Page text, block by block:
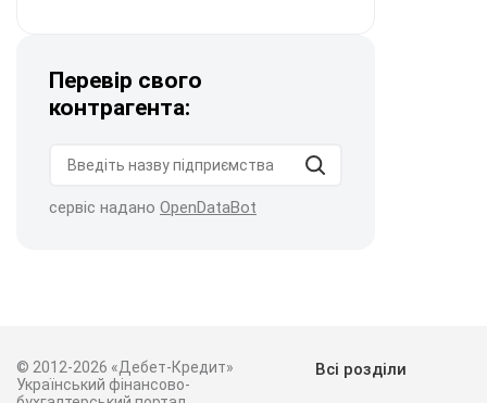
Перевір свого
контрагента:
сервіс надано OpenDataBot
© 2012-2026 «Дебет-Кредит»
Український фінансово-
Всі розділи